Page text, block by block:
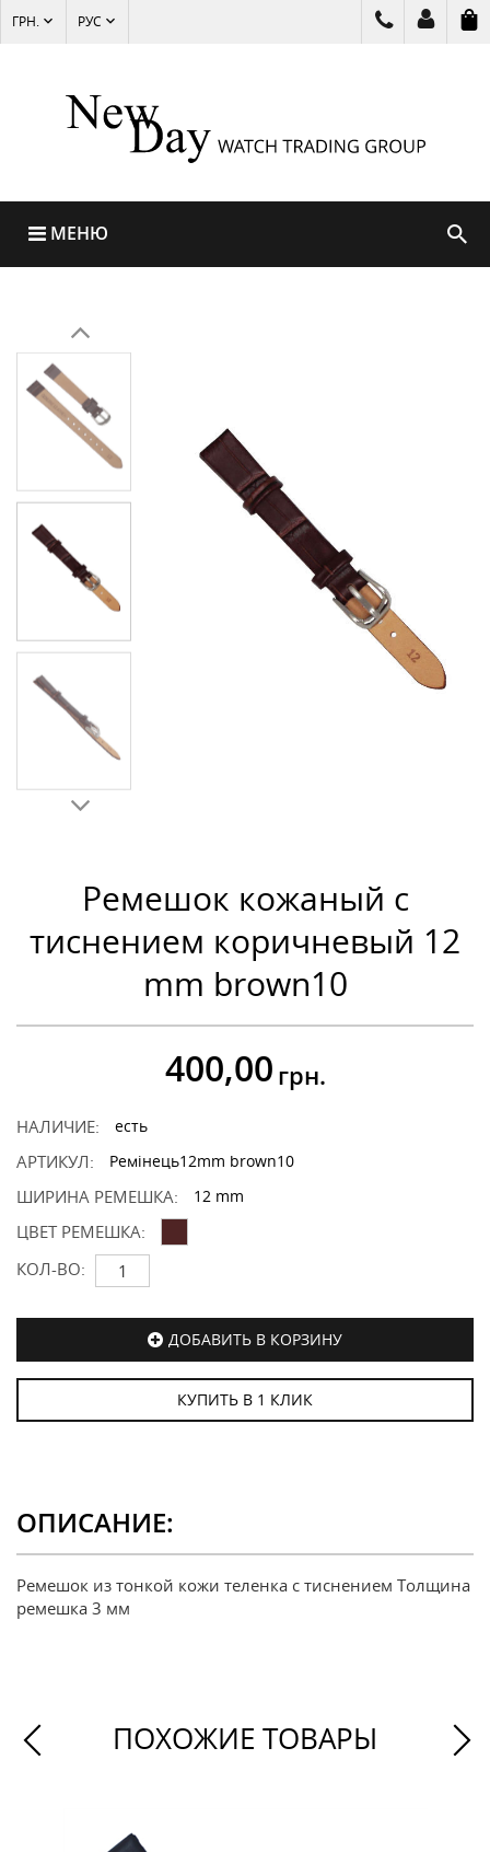
ГРН. РУС
МЕНЮ
Ремешок кожаный с
тиснением коричневый 12
mm brown10
400,00 грн.
НАЛИЧИЕ: есть
АРТИКУЛ: Ремінець12mm brown10
ШИРИНА РЕМЕШКА: 12 mm
ЦВЕТ РЕМЕШКА:
КОЛ-ВО:
ДОБАВИТЬ В КОРЗИНУ
КУПИТЬ В 1 КЛИК
ОПИСАНИЕ:
Ремешок из тонкой кожи теленка с тиснением Толщина
ремешка 3 мм
ПОХОЖИЕ ТОВАРЫ